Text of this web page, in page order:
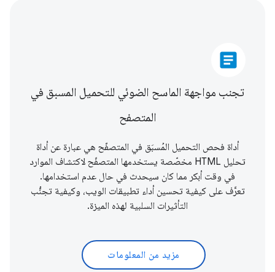
article
تجنب مواجهة الماسح الضوئي للتحميل المسبق في
المتصفح
أداة فحص التحميل المُسبَق في المتصفّح هي عبارة عن أداة
تحليل HTML مخصّصة يستخدمها المتصفّح لاكتشاف الموارد
في وقت أبكر مما كان سيحدث في حال عدم استخدامها.
تعرَّف على كيفية تحسين أداء تطبيقات الويب، وكيفية تجنُّب
التأثيرات السلبية لهذه الميزة.
مزيد من المعلومات